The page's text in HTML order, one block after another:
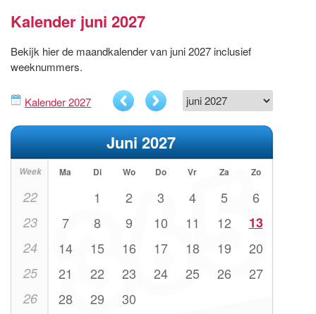
Kalender juni 2027
Bekijk hier de maandkalender van juni 2027 inclusief
weeknummers.
Kalender 2027
Juni 2027
Week Ma Di Wo Do Vr Za Zo
22 1 2 3 4 5 6
23 7 8 9 10 11 12 13
24 14 15 16 17 18 19 20
25 21 22 23 24 25 26 27
26 28 29 30